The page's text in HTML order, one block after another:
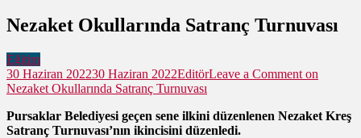
Nezaket Okullarında Satranç Turnuvası
Eğitim
30 Haziran 202230 Haziran 2022EditörLeave a Comment on
Nezaket Okullarında Satranç Turnuvası
Pursaklar Belediyesi geçen sene ilkini düzenlenen Nezaket Kreş
Satranç Turnuvası’nın ikincisini düzenledi.